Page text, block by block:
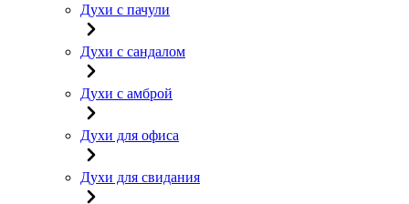
Духи с пачули
Духи с сандалом
Духи с амброй
Духи для офиса
Духи для свидания